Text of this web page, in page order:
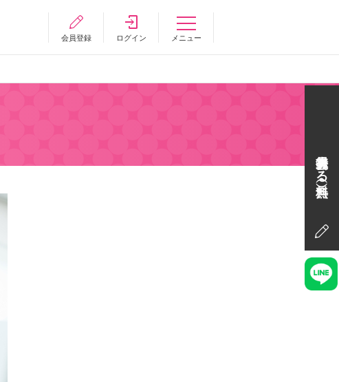
会員登録 ログイン メニュー
会員登録する（無料）